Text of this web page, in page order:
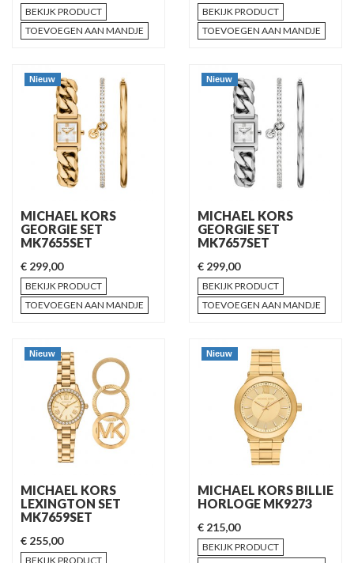
BEKIJK PRODUCT
TOEVOEGEN AAN MANDJE
BEKIJK PRODUCT
TOEVOEGEN AAN MANDJE
Nieuw
MICHAEL KORS
GEORGIE SET
MK7655SET
€ 299,00
BEKIJK PRODUCT
TOEVOEGEN AAN MANDJE
Nieuw
MICHAEL KORS
GEORGIE SET
MK7657SET
€ 299,00
BEKIJK PRODUCT
TOEVOEGEN AAN MANDJE
Nieuw
MICHAEL KORS
LEXINGTON SET
MK7659SET
€ 255,00
BEKIJK PRODUCT
Nieuw
MICHAEL KORS BILLIE
HORLOGE MK9273
€ 215,00
BEKIJK PRODUCT